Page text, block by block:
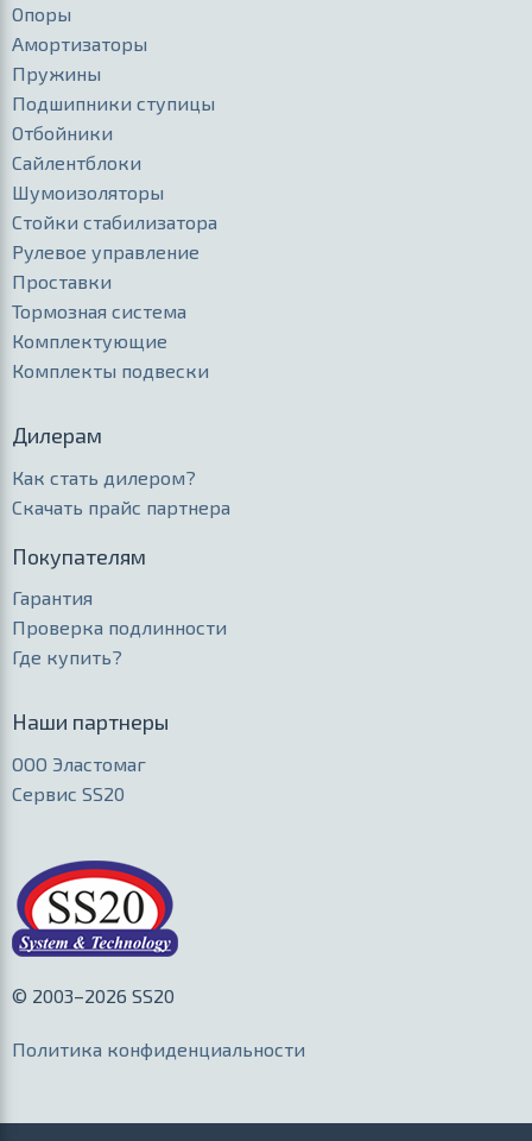
Опоры
Амортизаторы
Пружины
Подшипники ступицы
Отбойники
Сайлентблоки
Шумоизоляторы
Стойки стабилизатора
Рулевое управление
Проставки
Тормозная система
Комплектующие
Комплекты подвески
Дилерам
Как стать дилером?
Скачать прайс партнера
Покупателям
Гарантия
Проверка подлинности
Где купить?
Наши партнеры
ООО Эластомаг
Сервис SS20
© 2003–2026 SS20
Политика конфиденциальности